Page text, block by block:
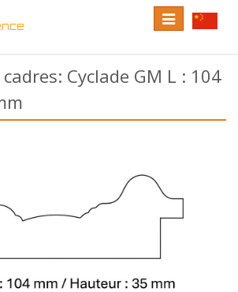
Toggle
language
Toggle
navigation
Cyclade GM L : 104